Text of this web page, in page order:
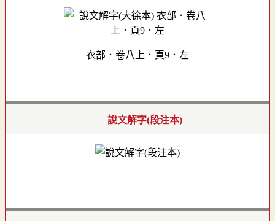
衣部．卷八上．頁9．左
說文解字(段注本)